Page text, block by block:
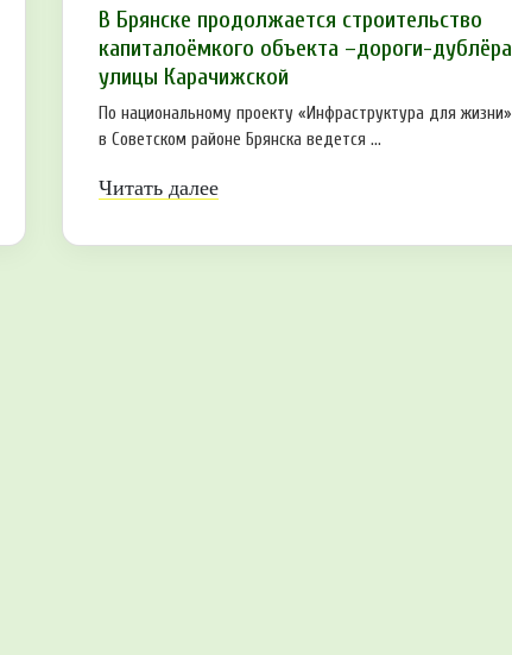
В Брянске продолжается строительство
капиталоёмкого объекта –дороги-дублёра
улицы Карачижской
По национальному проекту «Инфраструктура для жизни»
в Советском районе Брянска ведется ...
Читать далее